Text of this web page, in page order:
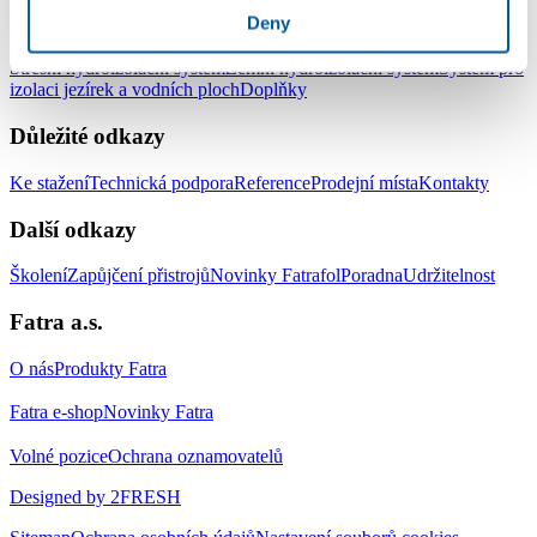
Deny
Střešní hydroizolační systémZemní hydroizolační systémSystém pro
izolaci jezírek a vodních plochDoplňky
Důležité odkazy
Ke staženíTechnická podporaReferenceProdejní místaKontakty
Další odkazy
ŠkoleníZapůjčení přistrojůNovinky FatrafolPoradnaUdržitelnost
Fatra a.s.
O násProdukty Fatra
Fatra e-shopNovinky Fatra
Volné poziceOchrana oznamovatelů
Designed by 2FRESH